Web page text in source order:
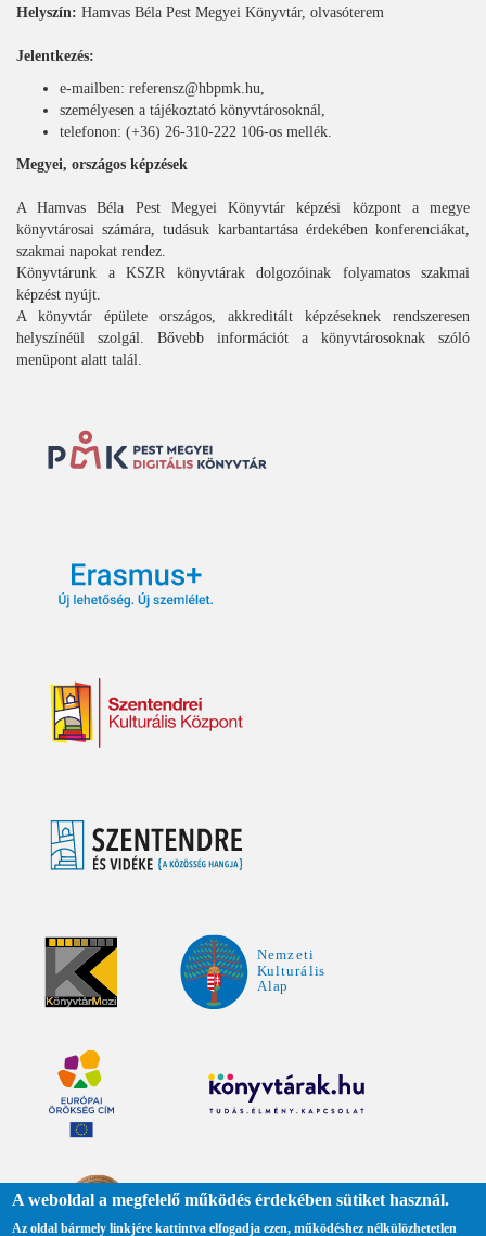
Helyszín: Hamvas Béla Pest Megyei Könyvtár, olvasóterem
Jelentkezés:
e-mailben: referensz@hbpmk.hu,
személyesen a tájékoztató könyvtárosoknál,
telefonon: (+36) 26-310-222 106-os mellék.
Megyei, országos képzések
A Hamvas Béla Pest Megyei Könyvtár képzési központ a megye
könyvtárosai számára, tudásuk karbantartása érdekében konferenciákat,
szakmai napokat rendez.
Könyvtárunk a KSZR könyvtárak dolgozóinak folyamatos szakmai
képzést nyújt.
A könyvtár épülete országos, akkreditált képzéseknek rendszeresen
helyszínéül szolgál. Bővebb információt a könyvtárosoknak szóló
menüpont alatt talál.
A weboldal a megfelelő működés érdekében sütiket használ.
Az oldal bármely linkjére kattintva elfogadja ezen, működéshez nélkülözhetetlen